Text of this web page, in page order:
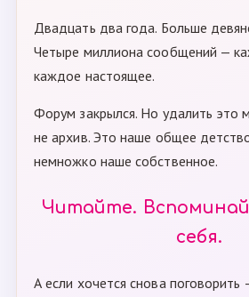
Двадцать два года. Больше
Четыре миллиона сообщений —
каждое настоящее.
Форум закрылся. Но удалить это
не архив. Это наше общее
немножко наше собственное.
Читайте.
себя.
А если хочется снова